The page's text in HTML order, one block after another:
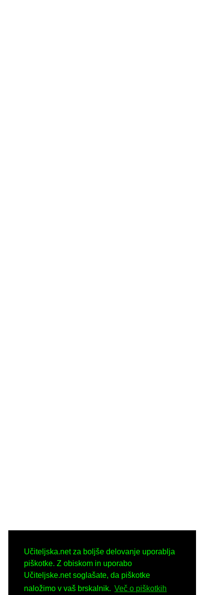
Učiteljska.net za boljše delovanje uporablja
piškotke. Z obiskom in uporabo
Učiteljske.net soglašate, da piškotke
naložimo v vaš brskalnik. Več o piškotkih